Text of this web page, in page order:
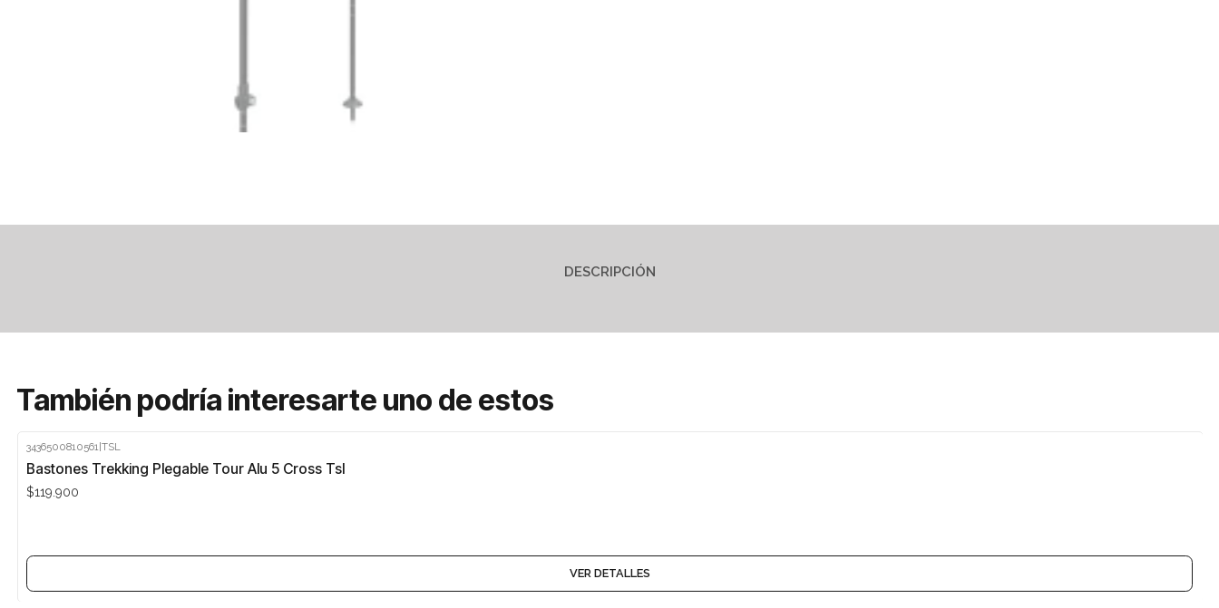
DESCRIPCIÓN
También podría interesarte uno de estos
Agotado
3436500810561 |TSL
Bastones Trekking Plegable Tour Alu 5 Cross Tsl
$119.900
VER DETALLES